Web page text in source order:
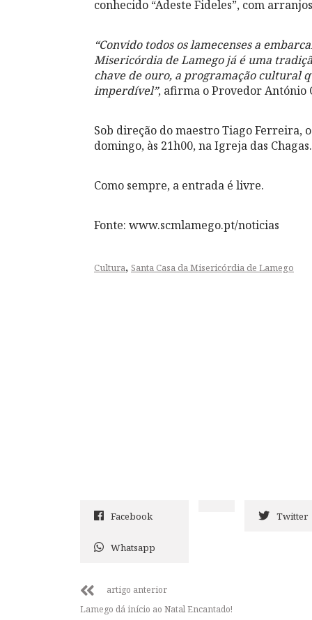
conhecido “Adeste Fideles”, com
“Convido todos os lamecenses a
Misericórdia de Lamego já é uma
chave de ouro, a programação cultural
imperdível”, afirma o Provedor António
Sob direção do maestro Tiago Ferreira,
domingo, às 21h00, na Igreja das Chagas.
Como sempre, a entrada é livre.
Fonte: www.scmlamego.pt/noticias
Cultura, Santa Casa da Misericórdia de Lamego
Facebook Twitter
Whatsapp
artigo anterior
Lamego dá início ao Natal Encantado!